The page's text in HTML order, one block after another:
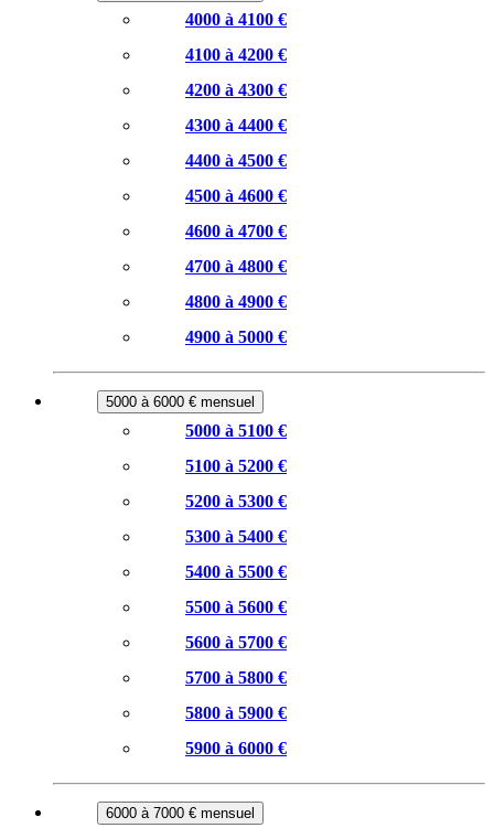
4000 à 4100 €
4100 à 4200 €
4200 à 4300 €
4300 à 4400 €
4400 à 4500 €
4500 à 4600 €
4600 à 4700 €
4700 à 4800 €
4800 à 4900 €
4900 à 5000 €
5000 à 6000 € mensuel
5000 à 5100 €
5100 à 5200 €
5200 à 5300 €
5300 à 5400 €
5400 à 5500 €
5500 à 5600 €
5600 à 5700 €
5700 à 5800 €
5800 à 5900 €
5900 à 6000 €
6000 à 7000 € mensuel